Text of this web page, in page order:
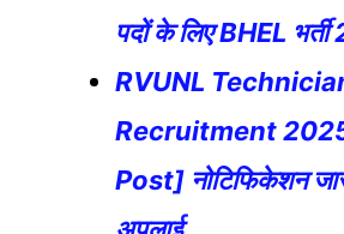
पदों के लिए BHEL
RVUNL
Recruitment
Post] नोटिफिकेशन